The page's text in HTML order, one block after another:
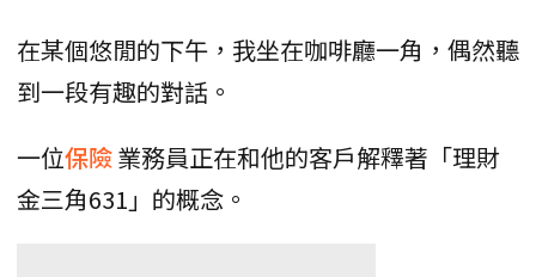
在某個悠閒的下午，我坐在咖啡廳一角，偶然聽
到一段有趣的對話。
一位保險業務員正在和他的客戶解釋著「理財
金三角631」的概念。